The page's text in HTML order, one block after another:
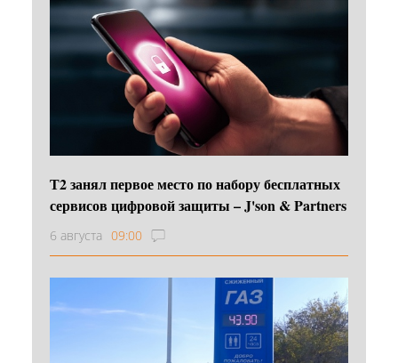
Т2 занял первое место по набору бесплатных
сервисов цифровой защиты – J'son & Partners
6 августа 09:00